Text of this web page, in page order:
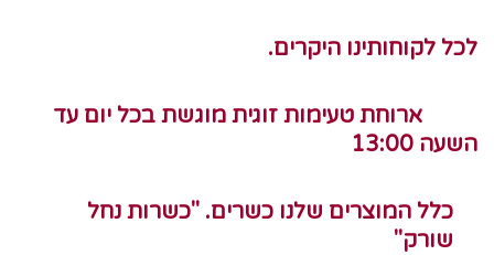
לכל לקוחותינו היקרים.
ארוחת טעימות זוגית מוגשת בכל יום עד
השעה 13:00
כלל המוצרים שלנו כשרים. "כשרות נחל
שורק"